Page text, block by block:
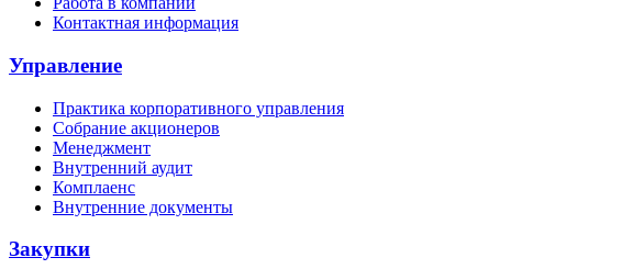
Контактная информация
Управление
Практика корпоративного управления
Собрание акционеров
Менеджмент
Внутренний аудит
Комплаенс
Внутренние документы
Закупки